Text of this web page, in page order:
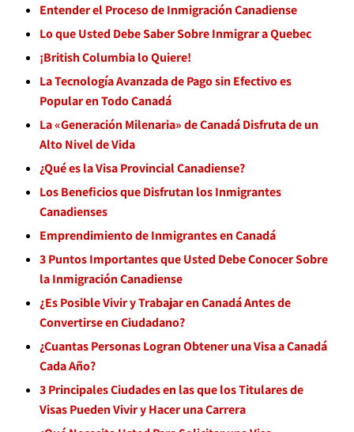
Entender el Proceso de Inmigración Canadiense
Lo que Usted Debe Saber Sobre Inmigrar a Quebec
¡British Columbia lo Quiere!
La Tecnología Avanzada de Pago sin Efectivo es
Popular en Todo Canadá
La «Generación Milenaria» de Canadá Disfruta de un
Alto Nivel de Vida
¿Qué es la Visa Provincial Canadiense?
Los Beneficios que Disfrutan los Inmigrantes
Canadienses
Emprendimiento de Inmigrantes en Canadá
3 Puntos Importantes que Usted Debe Conocer Sobre
la Inmigración Canadiense
¿Es Posible Vivir y Trabajar en Canadá Antes de
Convertirse en Ciudadano?
¿Cuantas Personas Logran Obtener una Visa a Canadá
Cada Año?
3 Principales Ciudades en las que los Titulares de
Visas Pueden Vivir y Hacer una Carrera